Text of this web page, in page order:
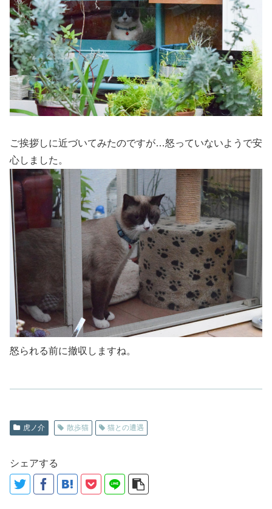
ご挨拶しに近づいてみたのですが…怒っていないようで安
心しました。
怒られる前に撤収しますね。
虎ノ介 散歩猫 猫との遭遇
シェアする